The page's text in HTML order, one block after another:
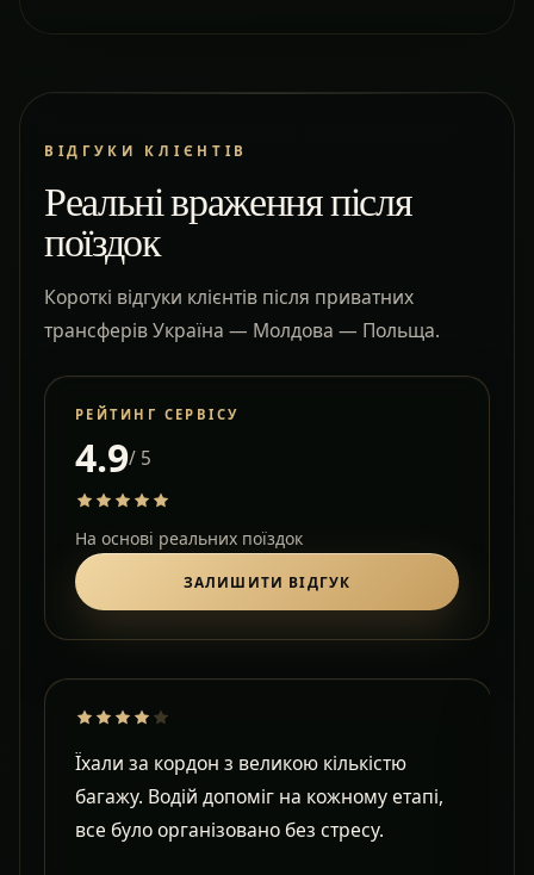
ВІДГУКИ КЛІЄНТІВ
Реальні враження після
поїздок
Короткі відгуки клієнтів після приватних
трансферів Україна — Молдова — Польща.
РЕЙТИНГ СЕРВІСУ
4.9/ 5
На основі реальних поїздок
ЗАЛИШИТИ ВІДГУК
Їхали за кордон з великою кількістю
багажу. Водій допоміг на кожному етапі,
все було організовано без стресу.